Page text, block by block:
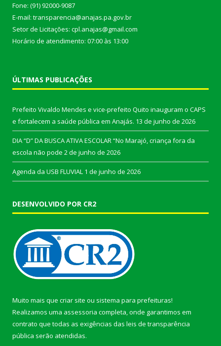
Fone: (91) 92000-9087
E-mail: transparencia@anajas.pa.gov.br
Setor de Licitações: cpl.anajas@gmail.com
Horário de atendimento: 07:00 às 13:00
ÚLTIMAS PUBLICAÇÕES
Prefeito Vivaldo Mendes e vice-prefeito Quito inauguram o CAPS
e fortalecem a saúde pública em Anajás. 13 de junho de 2026
DIA “D” DA BUSCA ATIVA ESCOLAR “No Marajó, criança fora da
escola não pode 2 de junho de 2026
Agenda da USB FLUVIAL 1 de junho de 2026
DESENVOLVIDO POR CR2
Muito mais que criar site ou sistema para prefeituras!
Realizamos uma assessoria completa, onde garantimos em
contrato que todas as exigências das leis de transparência
pública serão atendidas.